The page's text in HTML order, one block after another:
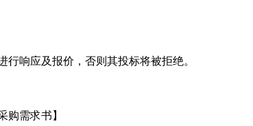
响应及报价，否则其投标将被拒绝。
购需求书 】